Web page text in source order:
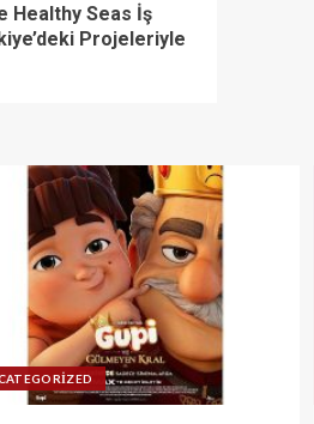
Healthy Seas İş
Projeleriyle